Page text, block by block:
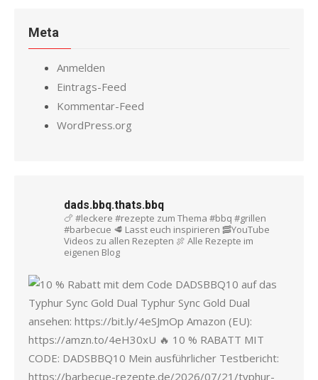
Meta
Anmelden
Eintrags-Feed
Kommentar-Feed
WordPress.org
dads.bbq.thats.bbq
🍗 #leckere #rezepte zum Thema #bbq #grillen
#barbecue 🥩 Lasst euch inspirieren 🥓YouTube
Videos zu allen Rezepten 🍖 Alle Rezepte im
eigenen Blog